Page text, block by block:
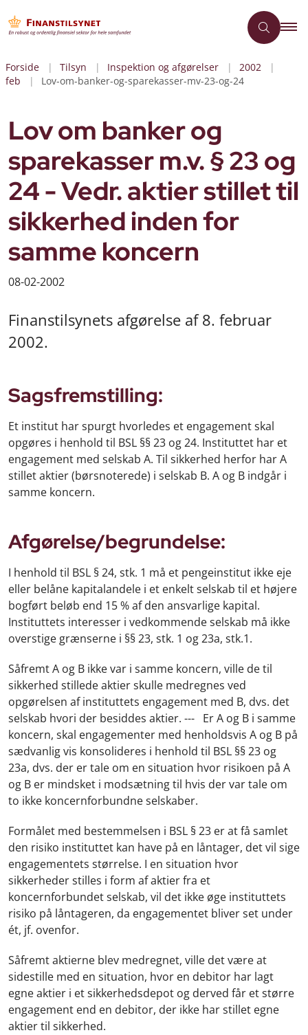
Forside Tilsyn Inspektion og afgørelser
2002
feb
Lov-om-banker-og-sparekasser-mv-23-og-24
Lov om banker og
sparekasser m.v. § 23 og
24 - Vedr. aktier stillet til
sikkerhed inden for
samme koncern
08-02-2002
Finanstilsynets afgørelse af 8. februar
2002.
Sagsfremstilling:
Et institut har spurgt hvorledes et engagement skal
opgøres i henhold til BSL §§ 23 og 24. Instituttet har et
engagement med selskab A. Til sikkerhed herfor har A
stillet aktier (børsnoterede) i selskab B. A og B indgår i
samme koncern.
Afgørelse/begrundelse:
I henhold til BSL § 24, stk. 1 må et pengeinstitut ikke eje
eller belåne kapitalandele i et enkelt selskab til et højere
bogført beløb end 15 % af den ansvarlige kapital.
Instituttets interesser i vedkommende selskab må ikke
overstige grænserne i §§ 23, stk. 1 og 23a, stk.1.
Såfremt A og B ikke var i samme koncern, ville de til
sikkerhed stillede aktier skulle medregnes ved
opgørelsen af instituttets engagement med B, dvs. det
selskab hvori der besiddes aktier. --- Er A og B i samme
koncern, skal engagementer med henholdsvis A og B på
sædvanlig vis konsolideres i henhold til BSL §§ 23 og
23a, dvs. der er tale om en situation hvor risikoen på A
og B er mindsket i modsætning til hvis der var tale om
to ikke koncernforbundne selskaber.
Formålet med bestemmelsen i BSL § 23 er at få samlet
den risiko instituttet kan have på en låntager, det vil sige
engagementets størrelse. I en situation hvor
sikkerheder stilles i form af aktier fra et
koncernforbundet selskab, vil det ikke øge instituttets
risiko på låntageren, da engagementet bliver set under
ét, jf. ovenfor.
Såfremt aktierne blev medregnet, ville det være at
sidestille med en situation, hvor en debitor har lagt
egne aktier i et sikkerhedsdepot og derved får et større
engagement end en debitor, der ikke har stillet egne
aktier til sikkerhed.